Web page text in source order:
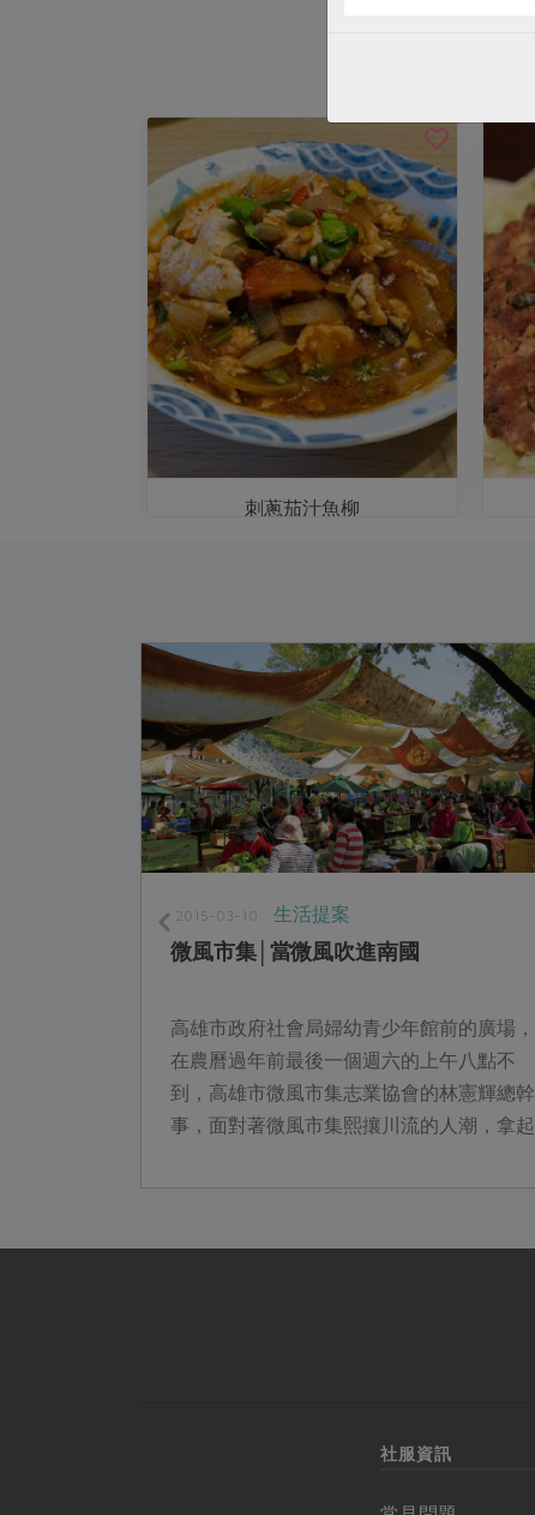
刺蔥茄汁魚柳
2015-03-10 生活提案
微風市集│當微風吹進南國
高雄市政府社會局婦幼青少年館前的廣場，
在農曆過年前最後一個週六的上午八點不
到，高雄市微風市集志業協會的林憲輝總幹
事，面對著微風市集熙攘川流的人潮，拿起
時間，...
社服資訊